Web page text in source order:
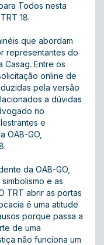
Todos nesta
18.
que abordam
representantes do
Casag. Entre os
online de
pela versão
a dúvidas
no
e
OAB-GO,
da OAB-GO,
e as
TRT abrir as portas
é uma atitude
porque passa a
de uma
não funciona um